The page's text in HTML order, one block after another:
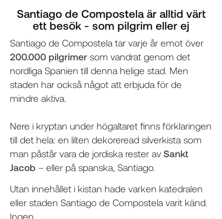
Santiago de Compostela är alltid värt
ett besök - som pilgrim eller ej
Santiago de Compostela tar varje år emot över
200.000 pilgrimer som vandrat genom det
nordliga Spanien till denna helige stad. Men
staden har också något att erbjuda för de
mindre aktiva.
Nere i kryptan under högaltaret finns förklaringen
till det hela: en lilten dekoreread silverkista som
man påstår vara de jordiska rester av Sankt
Jacob – eller på spanska, Santiago.
Utan innehållet i kistan hade varken katedralen
eller staden Santiago de Compostela varit känd.
Ingen